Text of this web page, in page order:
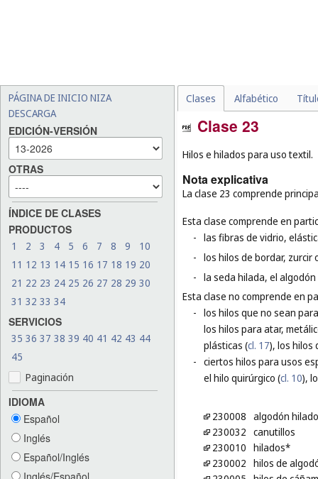
PÁGINA DE INICIO NIZA
DESCARGA
EDICIÓN-VERSIÓN
OTRAS
ÍNDICE DE CLASES
PRODUCTOS
1 2 3 4 5 6 7 8 9
10
11 12 13 14 15 16 17 18 19 20
21 22 23 24 25 26 27 28 29 30
31 32 33 34
SERVICIOS
35 36 37 38 39 40 41 42 43 44
45
Paginación
IDIOMA
Español
Inglés
Español/Inglés
Inglés/Español
Clases Alfabético
Clase 23
Hilos e hilados para uso textil.
Nota explicativa
La clase 23 comprende
Esta clase comprende en
- las fibras de vidrio,
- los hilos de bordar, zurcir
- la seda hilada, el
Esta clase no comprende en
- los hilos que no sean
los hilos para atar,
plásticas (cl. 17), los hilos
- ciertos hilos para usos
el hilo quirúrgico (cl. 10),
230008 algodón hilado
230032 canutillos
230010 hilados*
230002 hilos de